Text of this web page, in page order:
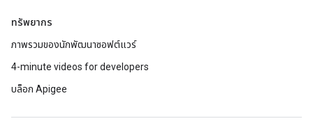
ทรัพยากร
ภาพรวมของนักพัฒนาซอฟต์แวร์
4-minute videos for developers
บล็อก Apigee